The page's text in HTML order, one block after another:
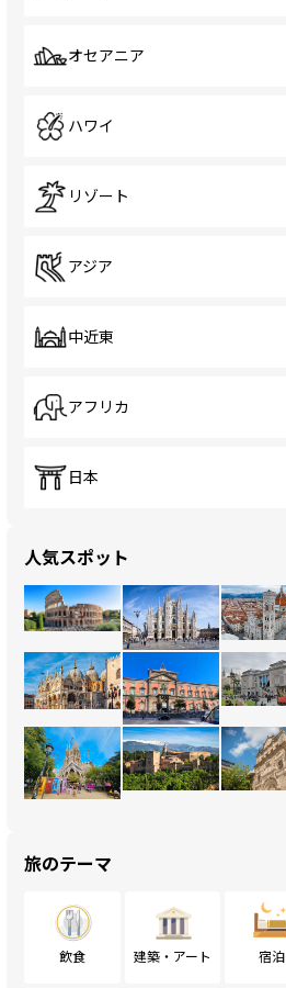
オセアニア
ハワイ
リゾート
アジア
中近東
アフリカ
日本
人気スポット
旅のテーマ
飲食 建築・アート 宿泊